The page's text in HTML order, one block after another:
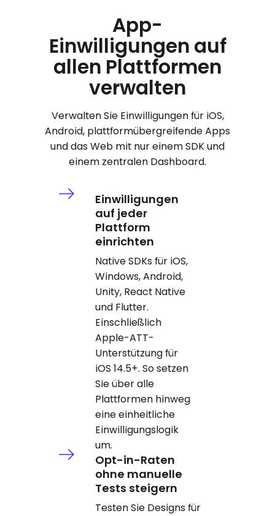
App-
Einwilligungen auf
allen Plattformen
verwalten
Verwalten Sie Einwilligungen für iOS,
Android, plattformübergreifende Apps
und das Web mit nur einem SDK und
einem zentralen Dashboard.
Einwilligungen
auf jeder
Plattform
einrichten
Native SDKs für iOS,
Windows, Android,
Unity, React Native
und Flutter.
Einschließlich
Apple-ATT-
Unterstützung für
iOS 14.5+. So setzen
Sie über alle
Plattformen hinweg
eine einheitliche
Einwilligungslogik
um.
Opt-in-Raten
ohne manuelle
Tests steigern
Testen Sie Designs für